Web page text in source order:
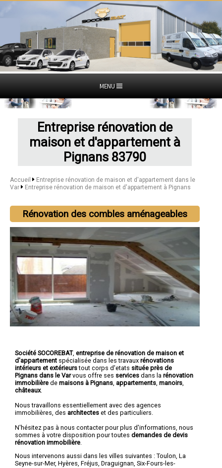
MENU
Entreprise rénovation de
maison et d'appartement à
Pignans 83790
Accueil
Entreprise rénovation de maison et d'appartement dans le
Var
Entreprise rénovation de maison et d'appartement à Pignans
Rénovation des combles aménageables
Société SOCOREBAT, entreprise de rénovation de maison et
d'appartement spécialisée dans les travaux rénovations
intérieurs et extérieurstout corps d'etats située près de
Pignans dans le Varvous offre ses services dans la rénovation
immobilière de maisons à Pignans appartements manoirs
châteaux.
Nous travaillons essentiellement avec des agences
immobilières, des architectes et des particuliers.
N'hésitez pas à nous contacter pour plus d'informations, nous
sommes à votre disposition pour toutes demandes de devis
rénovation immobilière
Nous intervenons aussi dans les villes suivantes : Toulon, La
Seyne-sur-Mer, Hyères, Fréjus, Draguignan, Six-Fours-les-